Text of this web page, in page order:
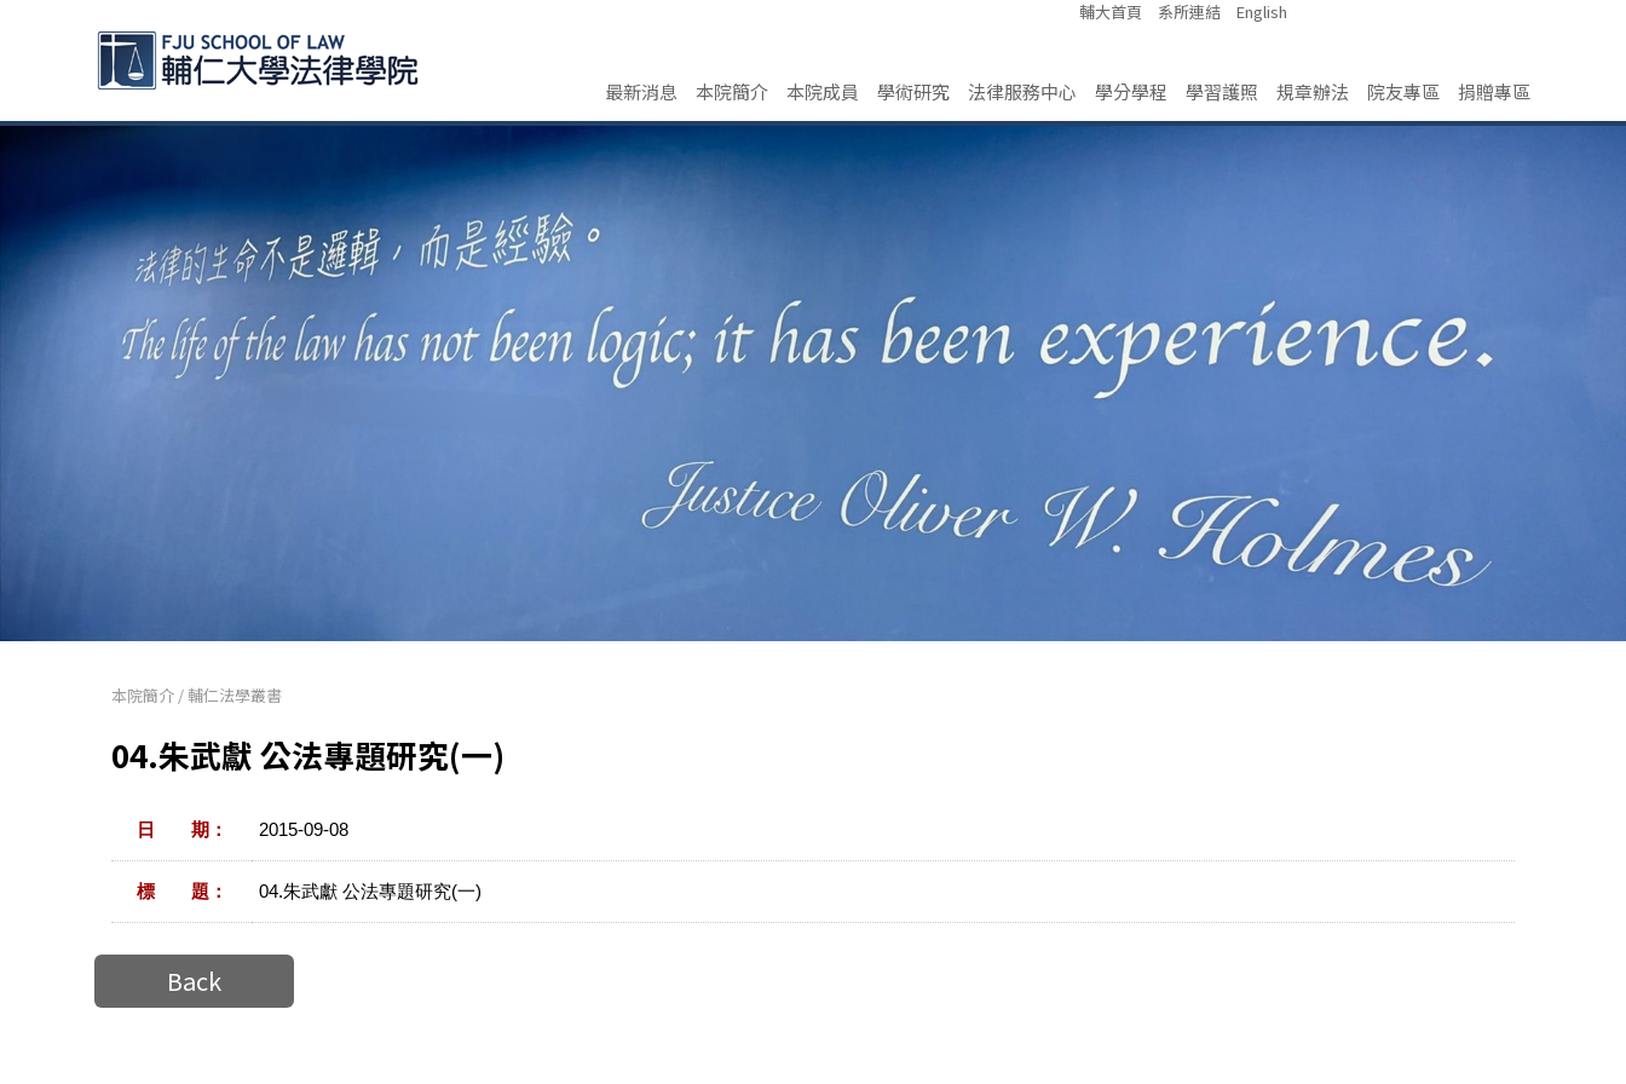
最新消息 本院簡介 本院成員 學術研究 法律服務中心 學分學程 學習護照 規章辦法 院友專區 捐贈專區
輔大首頁 系所連結 English
本院簡介 /輔仁法學叢書
04.朱武獻 公法專題研究(一)
日 期： 2015-09-08
標 題： 04.朱武獻 公法專題研究(一)
Back